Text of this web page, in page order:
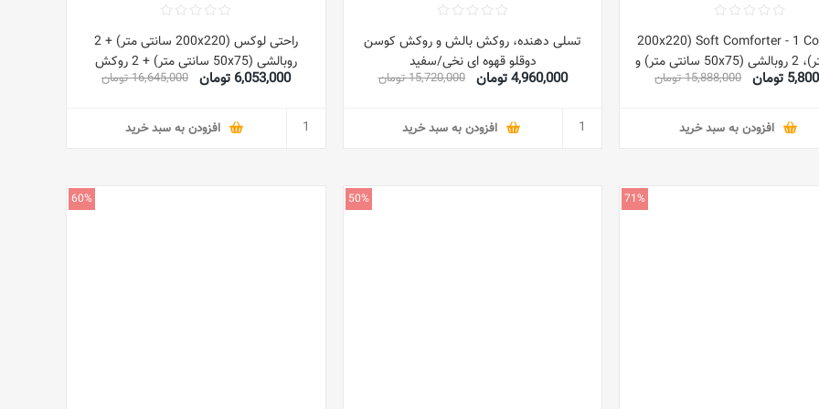
Soft Comforter - 1 Comforter (200x220
سانتی متر)، 2 روبالشی (50x75 سانتی متر) و
2 ست روکش کوسن (40x40 سانتی متر)
تومان 15,888,000 تومان
افزودن به سبد خرید
تسلی دهنده، روکش بالش و روکش کوسن
دوقلو قهوه ای نخی/سفید
4,960,000 تومان 15,720,000 تومان
افزودن به سبد خرید
راحتی لوکس (200x220 سانتی متر) + 2
روبالشی (50x75 سانتی متر) + 2 روکش
کوسن (40x40 سانتی متر) پلی استر سفید/ 6,053,000 تومان 16,645,000 تومان
افزودن به سبد خرید
71%
50%
60%